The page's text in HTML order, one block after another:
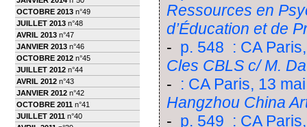
OCTOBRE 2013 n°49
JUILLET 2013 n°48
AVRIL 2013 n°47
JANVIER 2013 n°46
OCTOBRE 2012 n°45
JUILLET 2012 n°44
AVRIL 2012 n°43
JANVIER 2012 n°42
OCTOBRE 2011 n°41
JUILLET 2011 n°40
Ressources en
d’Éducation et de
- p. 548 : CA
Cles CBLS c/ M.
- : CA Paris, 13
Hangzhou China
- p. 549 : CA